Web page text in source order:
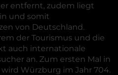
entfernt, zudem liegt
und somit
von Deutschland.
der Tourismus und die
auch internationale
an. Zum ersten Mal in
Würzburg im Jahr 704.